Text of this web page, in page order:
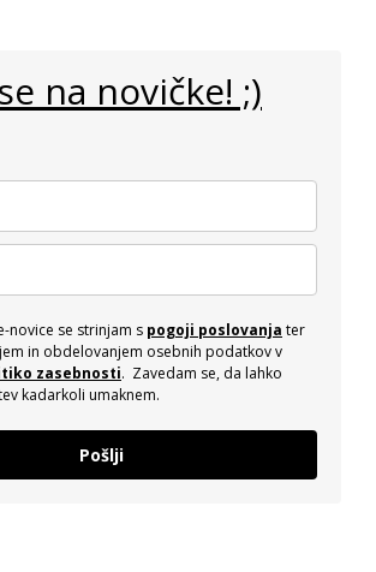
na novičke! ;)
novice se strinjam s pogoji poslovanja ter
in obdelovanjem osebnih podatkov v
zasebnosti. Zavedam se, da lahko
kadarkoli umaknem.
Pošlji